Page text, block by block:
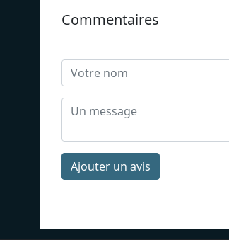
Commentaires
Ajouter un avis